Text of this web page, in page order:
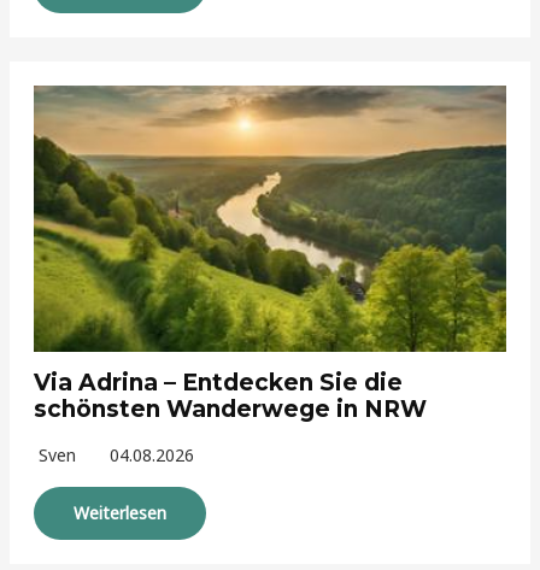
Via Adrina – Entdecken Sie die
schönsten Wanderwege in NRW
Sven 04.08.2026
Weiterlesen